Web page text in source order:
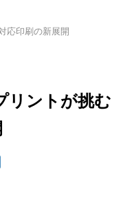
応印刷の新展開
リントが挑む